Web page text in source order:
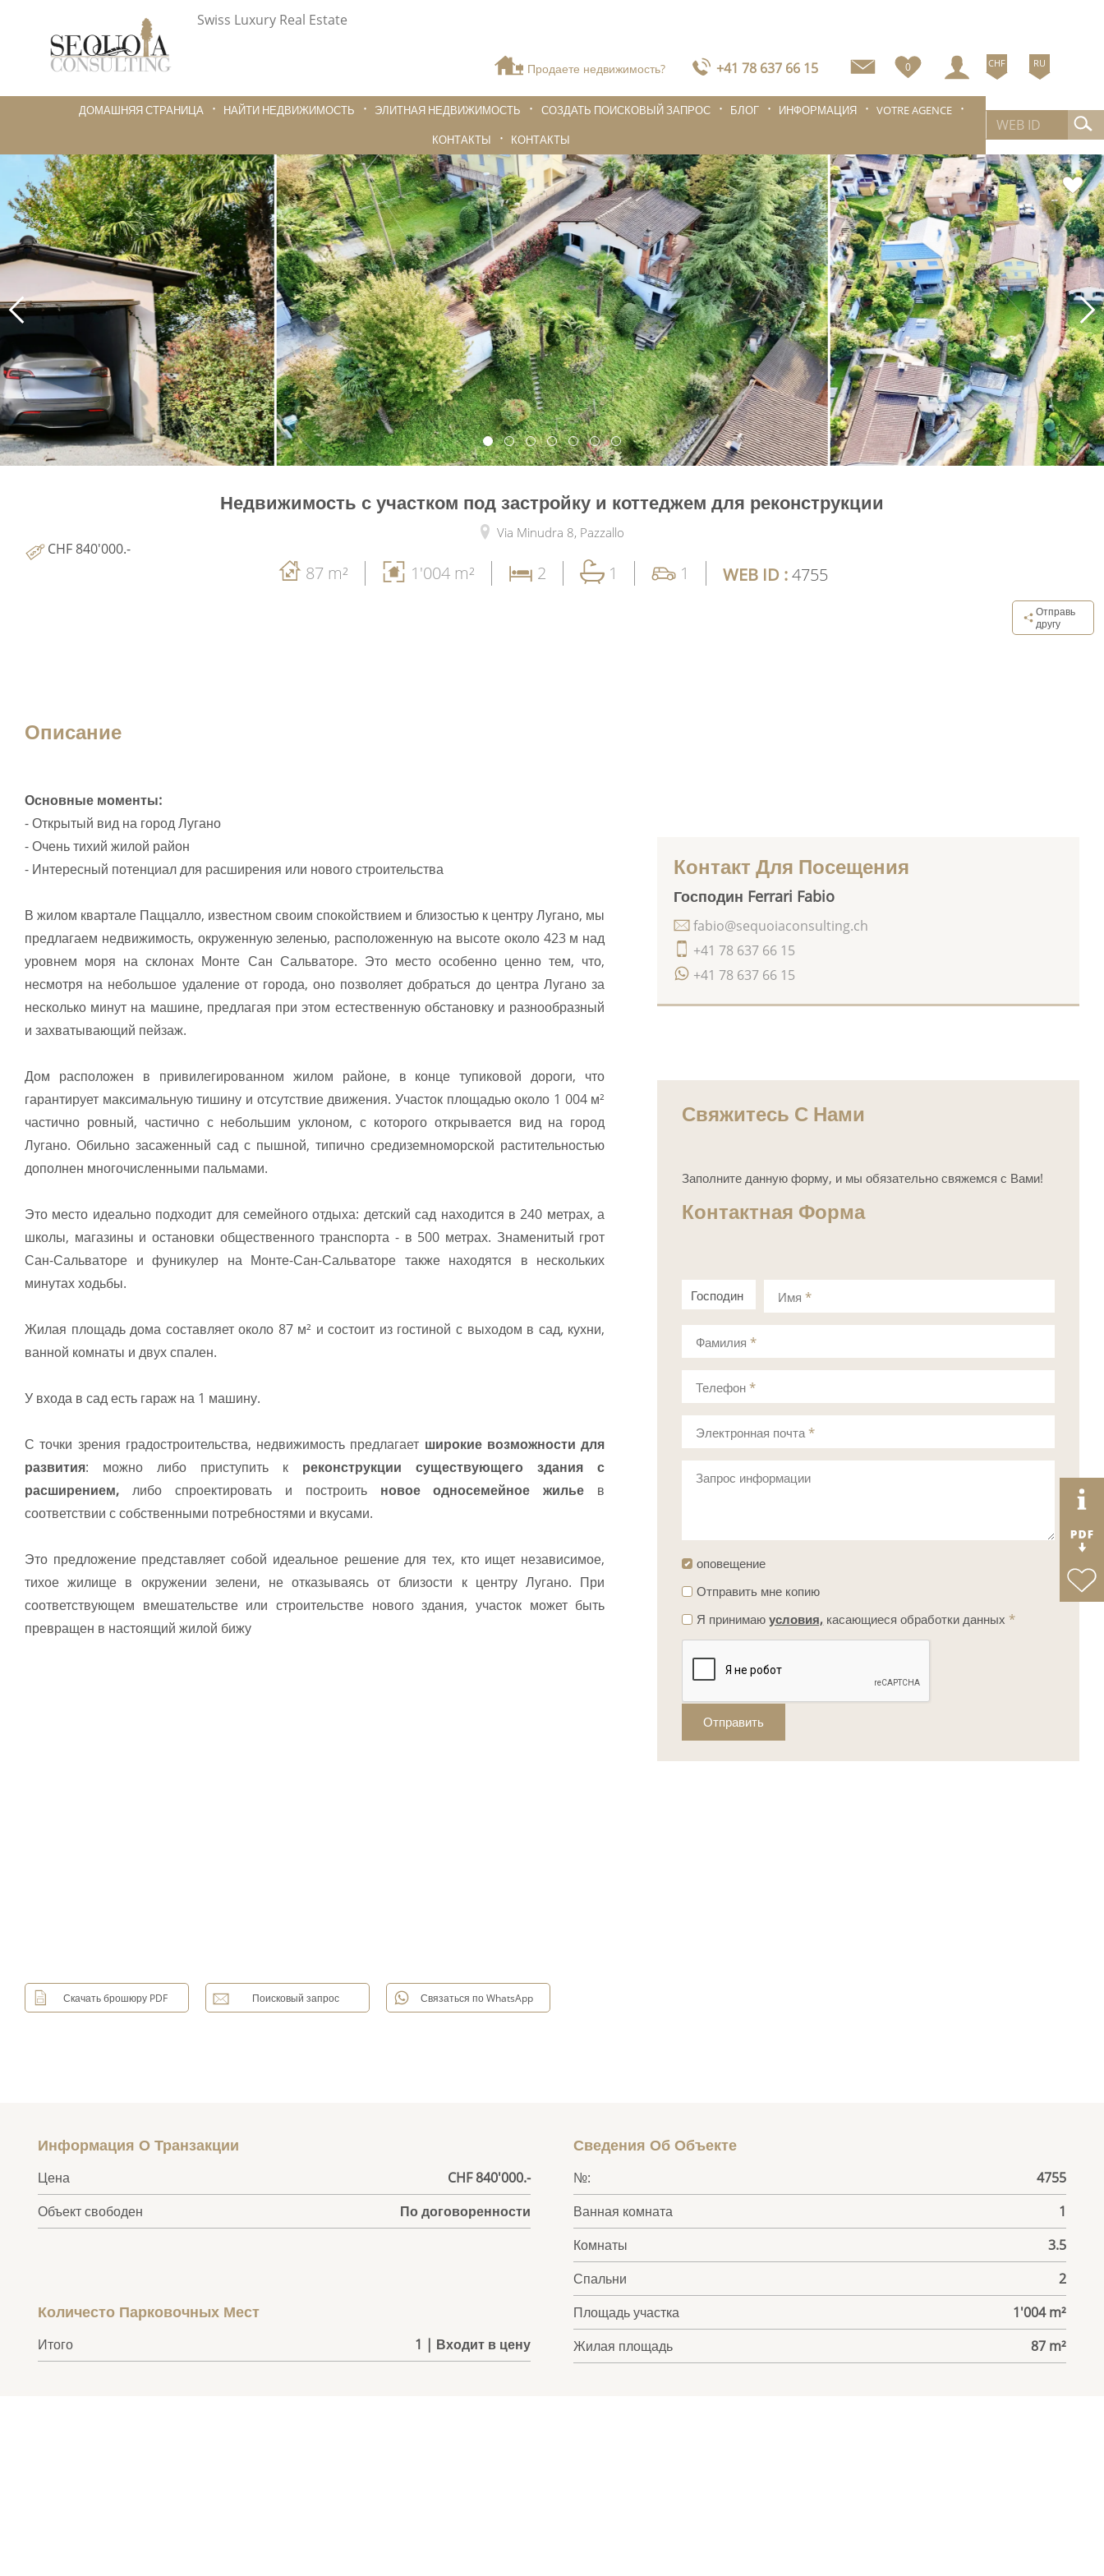
Swiss Luxury Real Estate
Продаете недвижимость? +41 78 637 66 15 0 CHF RU
ДОМАШНЯЯ СТРАНИЦА НАЙТИ НЕДВИЖИМОСТЬ ЭЛИТНАЯ НЕДВИЖИМОСТЬ СОЗДАТЬ ПОИСКОВЫЙ ЗАПРОС БЛОГ ИНФОРМАЦИЯ
VOTRE AGENCE
КОНТАКТЫ
КОНТАКТЫ
Недвижимость с участком под застройку и коттеджем для реконструкции
Via Minudra 8, Pazzallo
CHF 840'000.-
87 m² 1'004 m² 2 1 1 WEB ID :4755
Отправь
другу
Описание
Основные моменты:
- Открытый вид на город Лугано
- Очень тихий жилой район
- Интересный потенциал для расширения или нового строительства
В жилом квартале Паццалло, известном своим спокойствием и близостью к центру Лугано, мы
предлагаем недвижимость, окруженную зеленью, расположенную на высоте около 423 м над
уровнем моря на склонах Монте Сан Сальваторе. Это место особенно ценно тем, что,
несмотря на небольшое удаление от города, оно позволяет добраться до центра Лугано за
несколько минут на машине, предлагая при этом естественную обстановку и разнообразный
и захватывающий пейзаж.
Дом расположен в привилегированном жилом районе, в конце тупиковой дороги, что
гарантирует максимальную тишину и отсутствие движения. Участок площадью около 1 004 м²
частично ровный, частично с небольшим уклоном, с которого открывается вид на город
Лугано. Обильно засаженный сад с пышной, типично средиземноморской растительностью
дополнен многочисленными пальмами.
Это место идеально подходит для семейного отдыха: детский сад находится в 240 метрах, а
школы, магазины и остановки общественного транспорта - в 500 метрах. Знаменитый грот
Сан-Сальваторе и фуникулер на Монте-Сан-Сальваторе также находятся в нескольких
минутах ходьбы.
Жилая площадь дома составляет около 87 м² и состоит из гостиной с выходом в сад, кухни,
ванной комнаты и двух спален.
У входа в сад есть гараж на 1 машину.
С точки зрения градостроительства, недвижимость предлагает широкие возможности для
развития: можно либо приступить к реконструкции существующего здания с
расширением, либо спроектировать и построить новое односемейное жилье в
соответствии с собственными потребностями и вкусами.
Это предложение представляет собой идеальное решение для тех, кто ищет независимое,
тихое жилище в окружении зелени, не отказываясь от близости к центру Лугано. При
соответствующем вмешательстве или строительстве нового здания, участок может быть
превращен в настоящий жилой бижу
Контакт Для Посещения
Господин Ferrari Fabio
+41 78 637 66 15
+41 78 637 66 15
fabio@sequoiaconsulting.ch
Свяжитесь С Нами
Заполните данную форму, и мы обязательно свяжемся с Вами!
Контактная Форма
Господин
Госпожа
Имя*
Телефон*
Запрос информации
Фамилия*
Электронная почта*
оповещение
Отправить мне копию
Я принимаюусловия, касающиеся обработки данных *
Отправить
Скачать брошюру PDF Поисковый запрос Связаться по WhatsApp
Информация О Транзакции
Цена
CHF 840'000.-
Объект свободен
По договоренности
Количесто Парковочных Мест
Итого 1 | Входит в цену
Сведения Об Объекте
№:
4755
Ванная комната
1
Комнаты
3.5
Спальни
2
Площадь участка
1'004 m²
Жилая площадь
87 m²